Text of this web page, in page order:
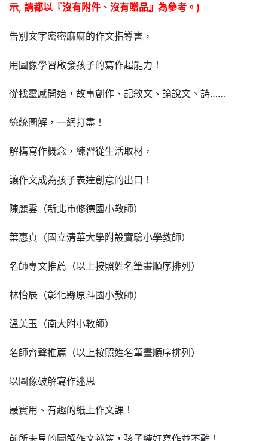
示, 請都以『沒有附件、沒有贈品』為參考。)
告別文字密密麻麻的作文指導書，
用圖像學習啟發孩子的寫作超能力！
從找靈感開始，故事創作、記敘文、論說文、詩……
統統圖解，一網打盡！
解構寫作概念，練習從生活取材，
讓作文成為孩子表達創意的出口！
陳麗雲（新北市修德國小教師）
葉惠貞（國立清華大學附設實驗小學教師）
名師專文推薦（以上按照姓名筆畫順序排列）
林怡辰（彰化縣原斗國小教師）
溫美玉（南大附小教師）
名師齊聲推薦（以上按照姓名筆畫順序排列）
以圖像破解寫作迷思
最實用、有趣的紙上作文課！
前所未見的圖解作文祕笈，孩子練好寫作並不難！